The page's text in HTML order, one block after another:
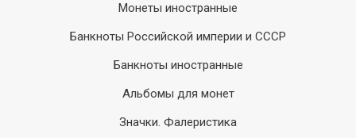
Монеты иностранные
Банкноты Российской империи и СССР
Банкноты иностранные
Альбомы для монет
Значки. Фалеристика